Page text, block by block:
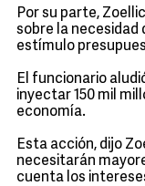
Por su parte,
sobre la necesidad
estímulo
El funcionario
inyectar 150 mil
economía.
Esta acción, dijo
necesitarán
cuenta los